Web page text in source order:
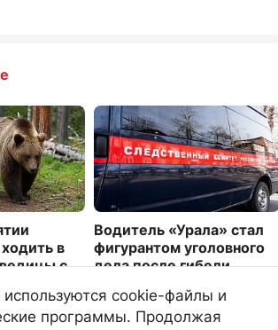
в
с
Водитель «Урала» стал
фигурантом уголовного
дела после гибели
4144
используются cookie-файлы и
программы. Продолжая